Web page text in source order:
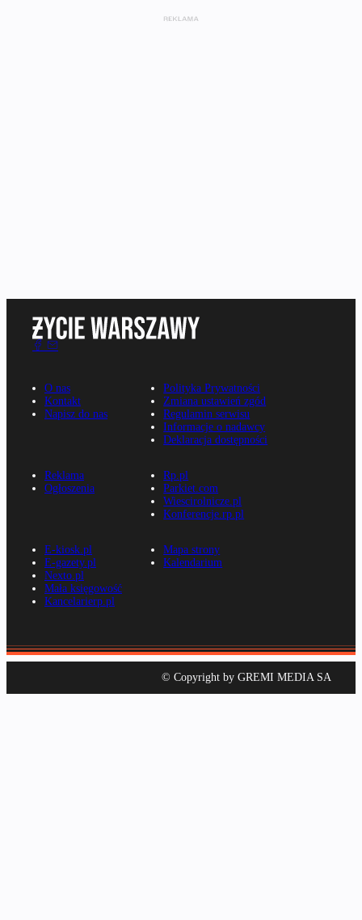
O nas
Kontakt
Napisz do nas
Polityka Prywatności
Zmiana ustawień zgód
Regulamin serwisu
Informacje o nadawcy
Deklaracja dostępności
Reklama
Ogłoszenia
Rp.pl
Parkiet.com
Wiescirolnicze.pl
Konferencje.rp.pl
E-kiosk.pl
E-gazety.pl
Nexto.pl
Mała księgowość
Kancelarierp.pl
Mapa strony
Kalendarium
© Copyright by GREMI MEDIA SA